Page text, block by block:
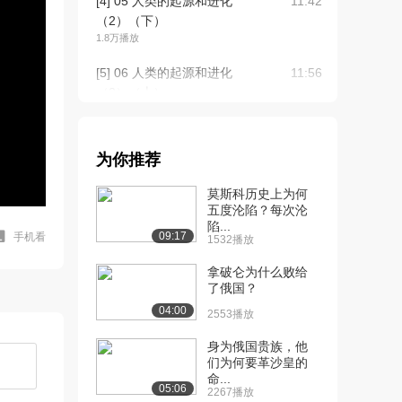
手机看
（2）（下）
1.8万播放
[5] 06 人类的起源和进化
11:56
（3）（下）
[7] 07 人类的起源和进化
（4）（上）
11:35
[8] 07 人类的起源和进化
（4）（下）
[9] 08 人类的起源和进化
（5）（上）
1.2万播放
11:43
为你推荐
09:17
莫斯科历史上为何
五度沦陷？每次沦
陷...
1532播放
04:00
拿破仑为什么败给
了俄国？
2553播放
05:06
身为俄国贵族，他
们为何要革沙皇的
命...
2267播放